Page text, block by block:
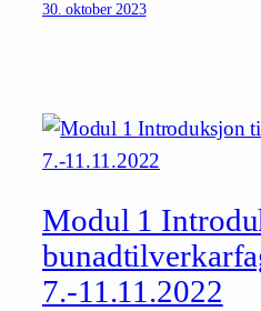
30. oktober 2023
Modul 1
7.-11.11.2022